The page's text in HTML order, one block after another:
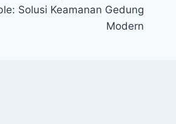
Solusi Keamanan Gedung
Modern